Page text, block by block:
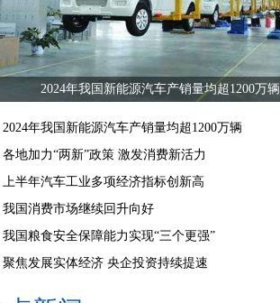
2024年我国新能源汽车产销量均超1200万辆
2024年我国新能源汽车产销量均超1200万辆
各地加力“两新”政策 激发消费新活力
上半年汽车工业多项经济指标创新高
我国消费市场继续回升向好
我国粮食安全保障能力实现“三个更强”
聚焦发展实体经济 央企投资持续提速